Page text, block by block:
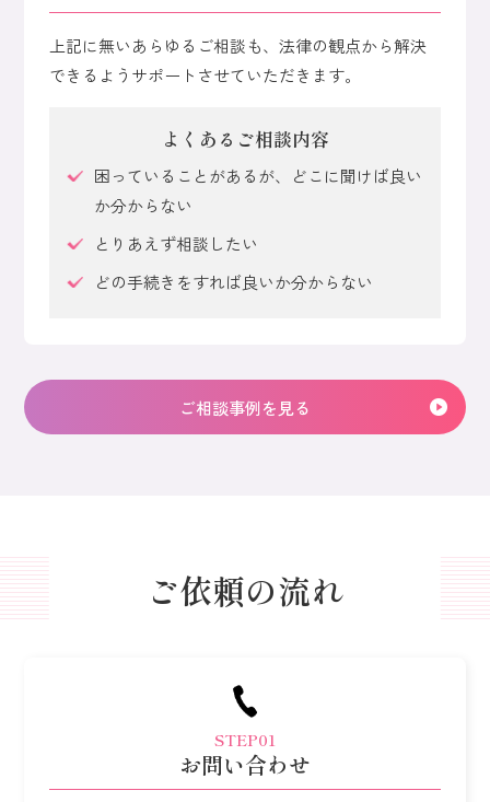
上記に無いあらゆるご相談も、法律の観点から解決
できるよう サポートさせていただきます。
よくあるご相談内容
困っていることがあるが、どこに聞けば良い
か分からない
とりあえず相談したい
どの手続きをすれば良いか分からない
ご相談事例を見る
ご依頼の流れ
STEP01
お問い合わせ